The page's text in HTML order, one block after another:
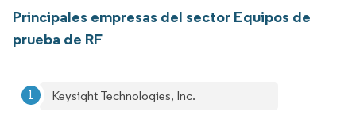
Principales empresas del sector Equipos de
prueba de RF
Keysight Technologies, Inc.